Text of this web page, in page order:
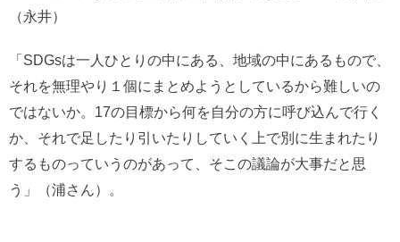
（永井）
「SDGsは一人ひとりの中にある、地域の中にあるもので、
それを無理やり１個にまとめようとしているから難しいの
ではないか。17の目標から何を自分の方に呼び込んで行く
か、それで足したり引いたりしていく上で別に生まれたり
するものっていうのがあって、そこの議論が大事だと思
う」（浦さん）。